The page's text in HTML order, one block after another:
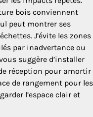
bois conviennent
peut montrer ses
J’évite les zones
par inadvertance ou
suggère d’installer
réception pour amortir
de rangement pour les
l’espace clair et